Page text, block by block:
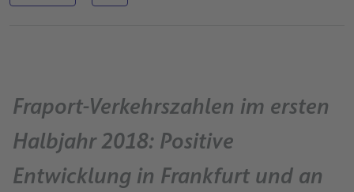
Fraport-Verkehrszahlen im ersten
Halbjahr 2018: Positive
Entwicklung in Frankfurt und an